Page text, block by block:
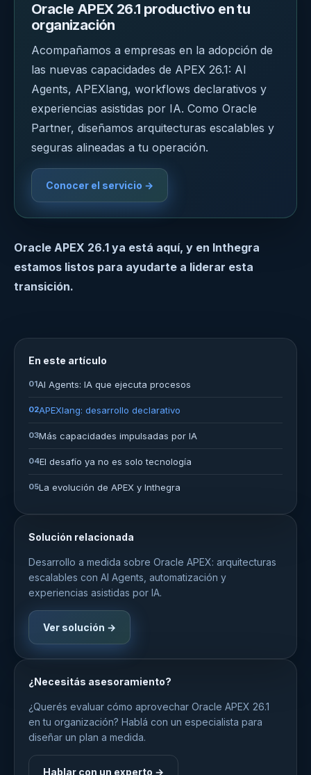
Oracle APEX 26.1 productivo en tu
organización
Acompañamos a empresas en la adopción de
las nuevas capacidades de APEX 26.1: AI
Agents, APEXlang, workflows declarativos y
experiencias asistidas por IA. Como Oracle
Partner, diseñamos arquitecturas escalables y
seguras alineadas a tu operación.
Conocer el servicio →
Oracle APEX 26.1 ya está aquí, y en Inthegra
estamos listos para ayudarte a liderar esta
transición.
En este artículo
01AI Agents: IA que ejecuta procesos
02APEXlang: desarrollo declarativo
03Más capacidades impulsadas por IA
04El desafío ya no es solo tecnología
05La evolución de APEX y Inthegra
Solución relacionada
Desarrollo a medida sobre Oracle APEX: arquitecturas
escalables con AI Agents, automatización y
experiencias asistidas por IA.
Ver solución →
¿Necesitás asesoramiento?
¿Querés evaluar cómo aprovechar Oracle APEX 26.1
en tu organización? Hablá con un especialista para
diseñar un plan a medida.
Hablar con un experto →